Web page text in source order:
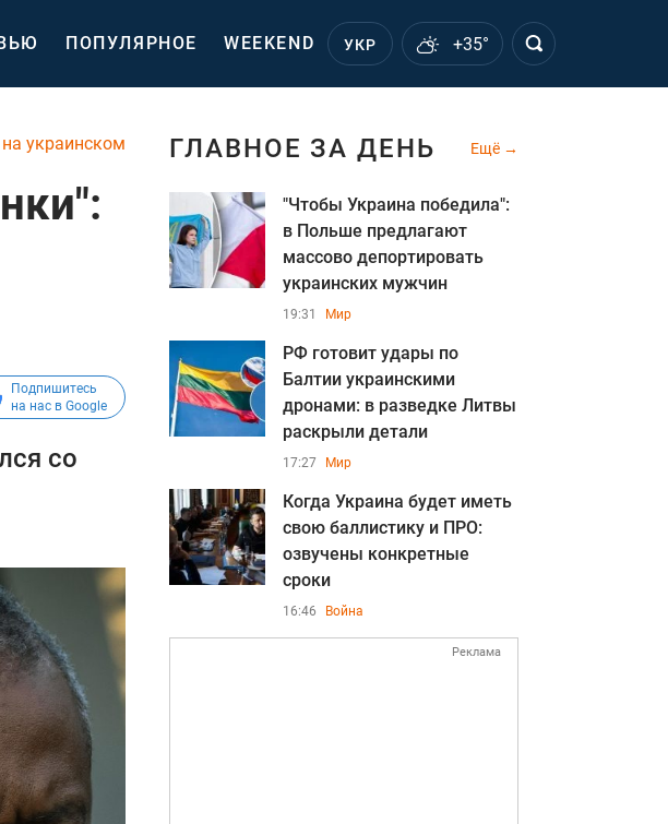
ПОПУЛЯРНОЕ WEEKEND УКР +35°
украинском
Подпишитесь
на нас в Google
со
ГЛАВНОЕ ЗА ДЕНЬ Ещё
"Чтобы Украина победила":
в Польше предлагают
массово депортировать
украинских мужчин
19:31 Мир
РФ готовит удары по
Балтии украинскими
дронами: в разведке Литвы
раскрыли детали
17:27 Мир
Когда Украина будет иметь
свою баллистику и ПРО:
озвучены конкретные
сроки
16:46 Война
Реклама